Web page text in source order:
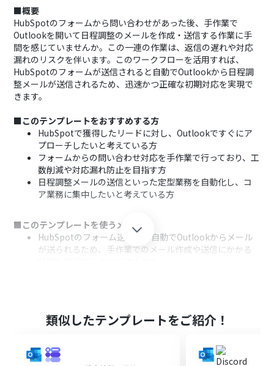
■概要
HubSpotのフォームから問い合わせがあった後、手作業で
Outlookを開いて日程調整のメールを作成・送信する作業に手
間を感じていませんか。この一連の作業は、返信の遅れや対応
漏れのリスクを伴います。このワークフローを活用すれば、
HubSpotのフォームが送信されると自動でOutlookから日程調
整メールが送信されるため、迅速かつ正確な初期対応を実現で
きます。
■このテンプレートをおすすめする方
HubSpotで獲得したリードに対し、Outlookですぐにア
プローチしたいと考えている方
フォームからの問い合わせ対応を手作業で行っており、工
数削減や対応漏れ防止を目指す方
日程調整メールの送信といった定型業務を自動化し、コ
ア業務に集中したいと考えている方
■このテンプレートを使うメリット
HubSpotのフォーム送信後、自動でOutlookからメール
が送られるため、手作業でのメール作成や送信にかかる
■フローボットの流れ
はじめに、HubSpotとOutlookをYoomと連携します。
されたら」というアクションを設定します。
類似したテンプレートをご紹介！